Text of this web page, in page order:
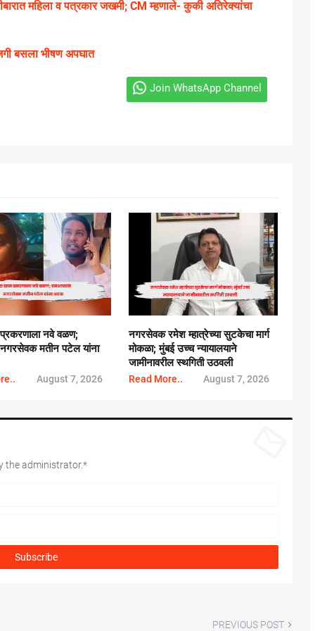
महिला व पत्रकार जखमी; CM म्हणाले- कुकी अतिरेक्यांचा
बसला भीषण अपघात
Join WhatsApp Channel
नवे वळण;
मतीन पटेल यांना
August 7, 2026
नगरसेवक रमेश म्हात्रेच्या सुटकेचा मार्ग
मोकळा; मुंबई उच्च न्यायालयाने
जामीनावरील स्थगिती उठवली
Read More.. August 7, 2026
the administrator.*
PREVIOUS POST